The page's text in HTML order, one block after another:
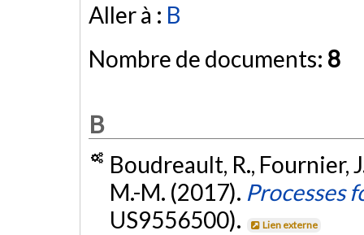
Aller à : B
Nombre de documents: 8
B
Boudreault, R., Fournier,
M.-M. (2017). Processes
US9556500).
Lien externe